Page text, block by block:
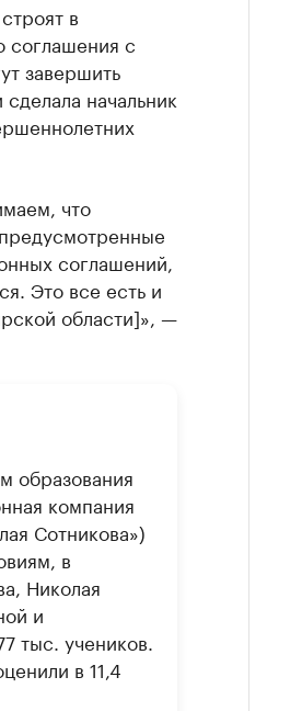
в
соглашения с
завершить
начальник
что
соглашений,
Это все есть и
области]», —
образования
компания
Сотникова»)
в
Николая
и
тыс. учеников.
в 11,4